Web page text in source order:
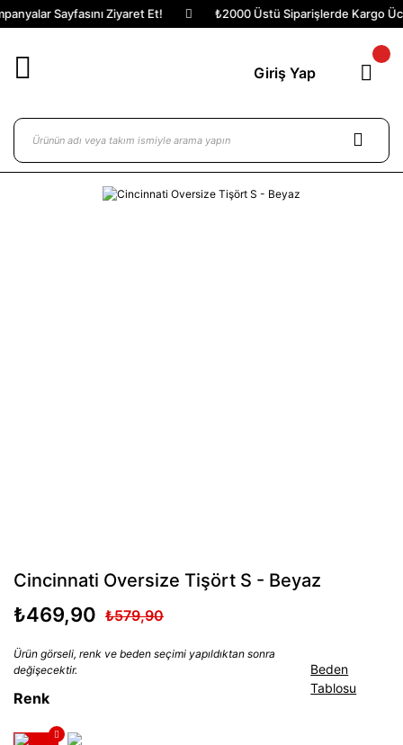
Sayfasını Ziyaret Et! ₺2000 Üstü Siparişlerde Kargo
Giriş Yap
Cincinnati Oversize Tişört S - Beyaz
₺469,90 ₺579,90
Ürün görseli, renk ve beden seçimi yapıldıktan sonra
değişecektir.
Renk
Beden
Tablosu